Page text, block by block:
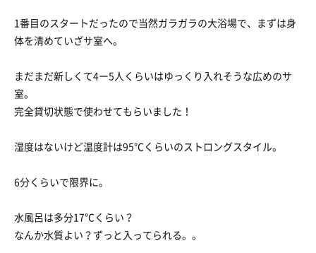
1番目のスタートだったので当然ガラガラの大浴場で、まずは身
体を清めていざサ室へ。
まだまだ新しくて4ー5人くらいはゆっくり入れそうな広めのサ
室。
完全貸切状態で使わせてもらいました！
湿度はないけど温度計は95℃くらいのストロングスタイル。
6分くらいで限界に。
水風呂は多分17℃くらい？
なんか水質よい？ずっと入ってられる。。